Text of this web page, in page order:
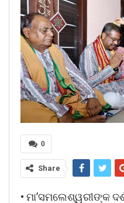
0
Share
• ମା’ସମଲେଶ୍ୱରୀଙ୍କ